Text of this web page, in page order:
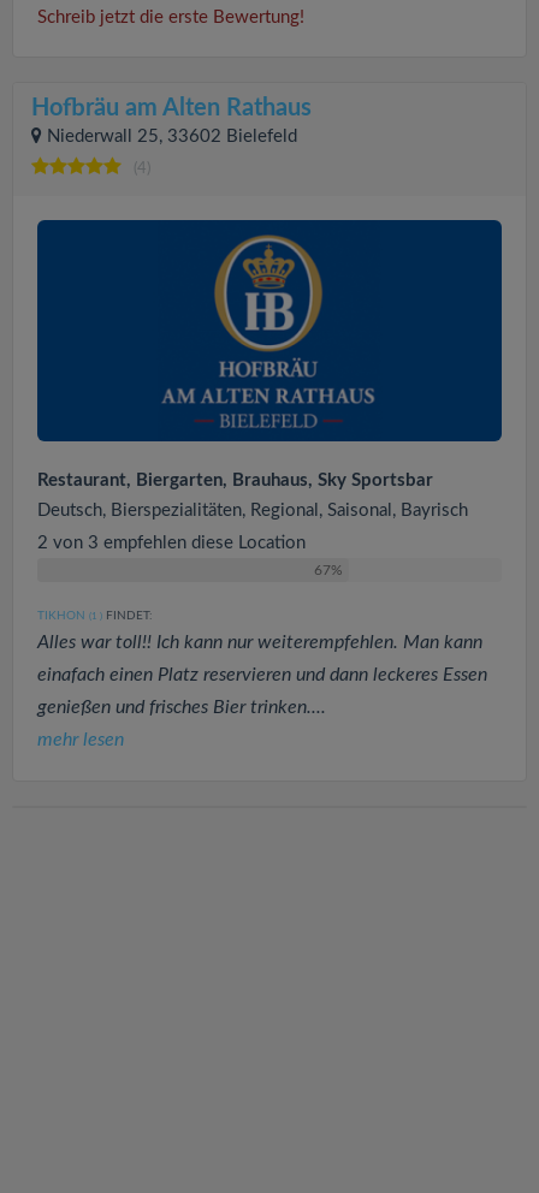
Schreib jetzt die erste Bewertung!
Hofbräu am Alten Rathaus
Niederwall 25, 33602 Bielefeld
(4)
Restaurant, Biergarten, Brauhaus, Sky Sportsbar
Deutsch, Bierspezialitäten, Regional, Saisonal, Bayrisch
2 von 3 empfehlen diese Location
67%
TIKHON (1 ) FINDET:
Alles war toll!! Ich kann nur weiterempfehlen. Man kann
einafach einen Platz reservieren und dann leckeres Essen
genießen und frisches Bier trinken....
mehr lesen